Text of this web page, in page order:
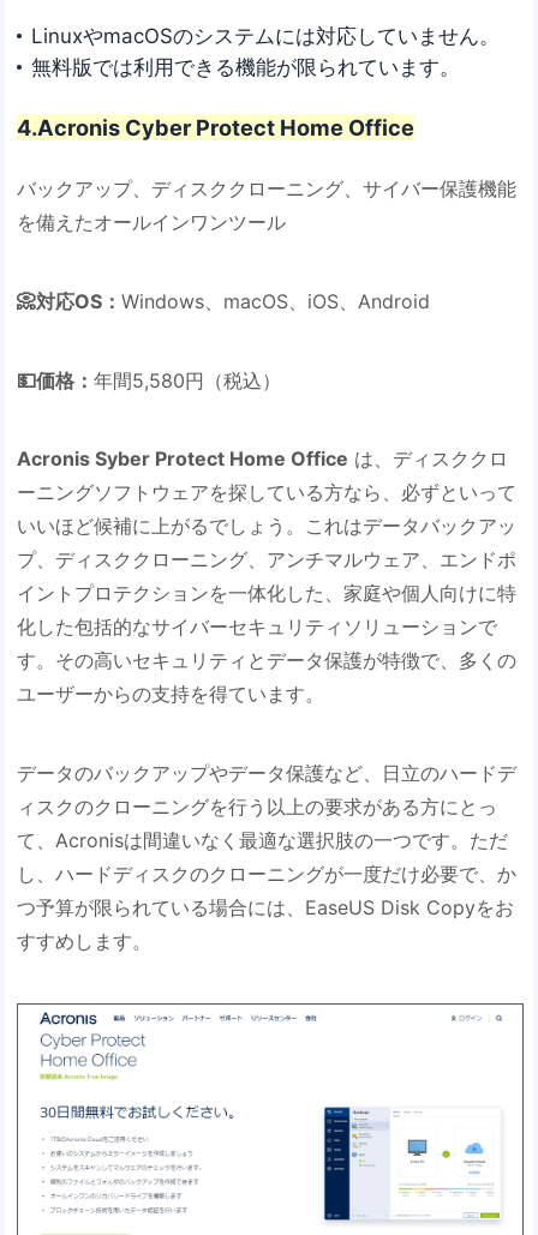
LinuxやmacOSのシステムには対応していません。
無料版では利用できる機能が限られています。
4.Acronis Cyber Protect Home Office
バックアップ、ディスククローニング、サイバー保護機能
を備えたオールインワンツール
📀対応OS：Windows、macOS、iOS、Android
💵価格：年間5,580円（税込）
Acronis Syber Protect Home Office は、ディスククロ
ーニングソフトウェアを探している方なら、必ずといって
いいほど候補に上がるでしょう。これはデータバックアッ
プ、ディスククローニング、アンチマルウェア、エンドポ
イントプロテクションを一体化した、家庭や個人向けに特
化した包括的なサイバーセキュリティソリューションで
す。その高いセキュリティとデータ保護が特徴で、多くの
ユーザーからの支持を得ています。
データのバックアップやデータ保護など、日立のハードデ
ィスクのクローニングを行う以上の要求がある方にとっ
て、Acronisは間違いなく最適な選択肢の一つです。ただ
し、ハードディスクのクローニングが一度だけ必要で、か
つ予算が限られている場合には、EaseUS Disk Copyをお
すすめします。